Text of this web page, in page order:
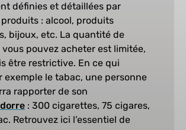
définies et détaillées par
: alcool, produits
bijoux, etc. La quantité de
pouvez acheter est limitée,
être restrictive. En ce qui
exemple le tabac, une personne
rapporter de son
: 300 cigarettes, 75 cigares,
Retrouvez ici l’essentiel de